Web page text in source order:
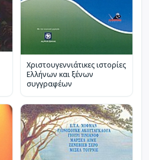
Χριστουγεννιάτικες ιστορίες
Ελλήνων και ξένων
συγγραφέων